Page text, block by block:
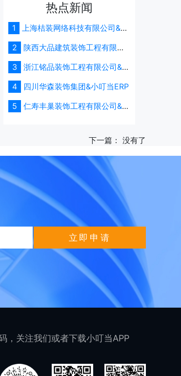
热点新闻
1
上海桔装网络科技有限公司&小
2
陕西大品建筑装饰工程有限公
3
浙江铭品装饰工程有限公司&小
4
四川华森装饰集团&小叮当ERP
5
仁寿丰巢装饰工程有限公司&小
下一篇： 没有了
立即申请
，关注我们或者下载小叮当APP